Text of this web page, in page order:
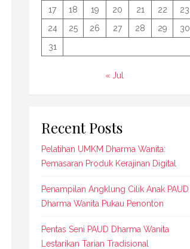
17
18 19 20 21 22
23
24
25 26 27 28 29
30
31
« Jul
Recent Posts
Pelatihan UMKM Dharma Wanita:
Pemasaran Produk Kerajinan Digital
Penampilan Angklung Cilik Anak PAUD
Dharma Wanita Pukau Penonton
Pentas Seni PAUD Dharma Wanita
Lestarikan Tarian Tradisional